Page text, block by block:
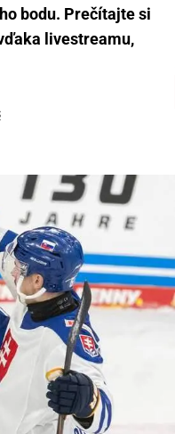
bodu. Prečítajte si
livestreamu,